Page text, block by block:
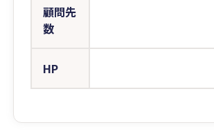
顧問先
数
HP